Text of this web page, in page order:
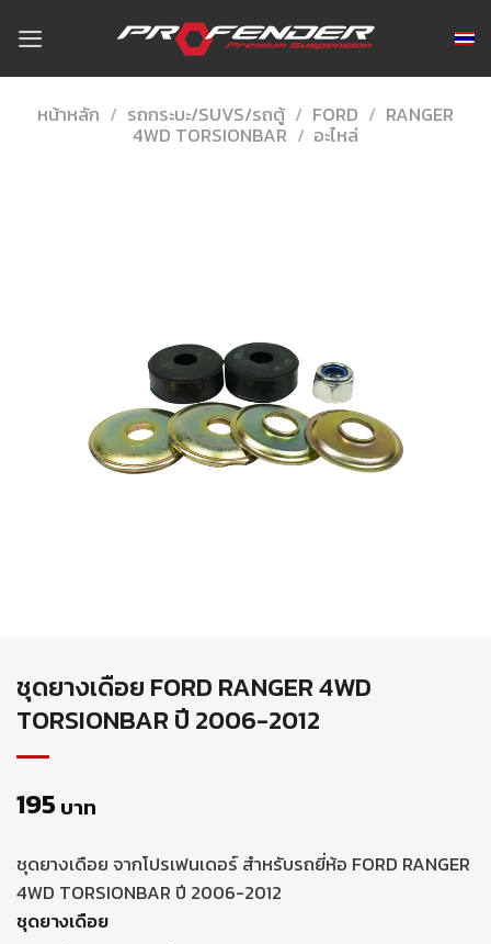
content
หน้าหลัก / รถกระบะ/SUVS/รถตู้ / FORD / RANGER
4WD TORSIONBAR / อะไหล่
ชุดยางเดือย FORD RANGER 4WD
TORSIONBAR ปี 2006-2012
195 บาท
ชุดยางเดือย จากโปรเฟนเดอร์ สำหรับรถยี่ห้อ FORD RANGER
4WD TORSIONBAR ปี 2006-2012
ชุดยางเดือย